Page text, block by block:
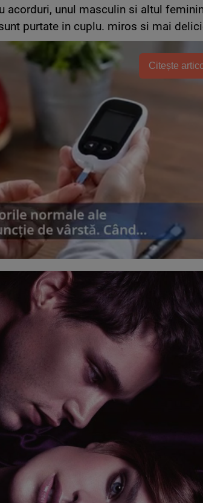
acorduri, unul masculin si altul
purtate in cuplu. miros si mai
Citește